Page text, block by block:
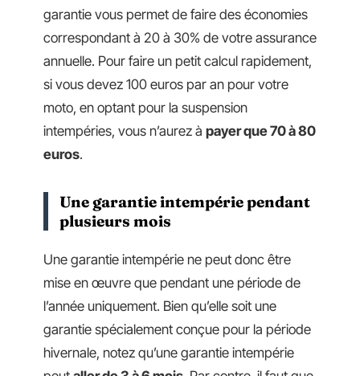
garantie vous permet de faire des économies
correspondant à 20 à 30% de votre assurance
annuelle. Pour faire un petit calcul rapidement,
si vous devez 100 euros par an pour votre
moto, en optant pour la suspension
intempéries, vous n’aurez à payer que 70 à 80
euros.
Une garantie intempérie pendant
plusieurs mois
Une garantie intempérie ne peut donc être
mise en œuvre que pendant une période de
l’année uniquement. Bien qu’elle soit une
garantie spécialement conçue pour la période
hivernale, notez qu’une garantie intempérie